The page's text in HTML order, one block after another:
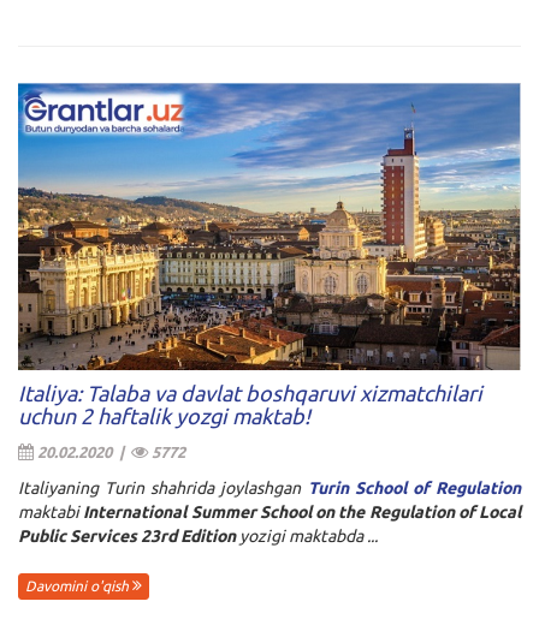
Italiya: Talaba va davlat boshqaruvi xizmatchilari
uchun 2 haftalik yozgi maktab!
20.02.2020 | 5772
Italiyaning Turin shahrida joylashgan TurinSchool of Regulation
maktabiInternational Summer School on the Regulation of Local
Public Services 23rd Edition yozigi maktabda ...
Davomini o'qish